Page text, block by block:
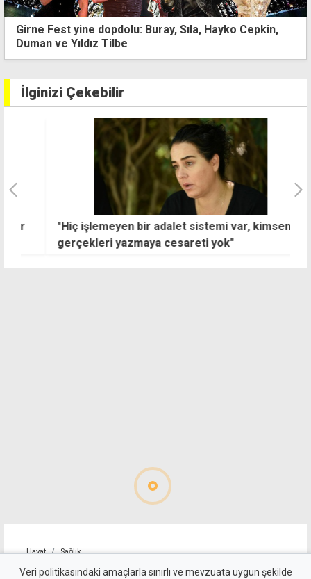
Girne'de sokağa eski eşya bırakan kişiye yarım
asgari ücret ceza
İlginizi Çekebilir
"Hiç işlemeyen bir adalet sistemi var, kimsenin
gerçekleri yazmaya cesareti yok"
Hayat Sağlık
6 Ağustos Perşembe günü
Veri politikasındaki amaçlarla sınırlı ve mevzuata uygun şekilde